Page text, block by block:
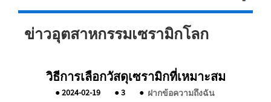
ข่าวอุตสาหกรรมเซรามิกโลก
วิธีการเลือกวัสดุเซรามิกที่เหมาะสม
●2024-02-19 ●3 ● ฝากข้อความถึงฉัน